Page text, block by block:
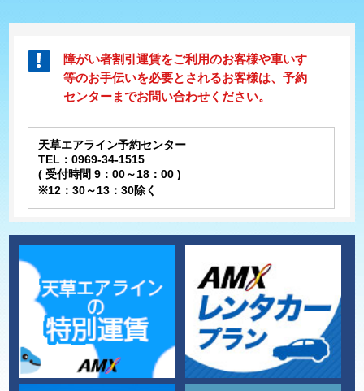
障がい者割引運賃をご利用のお客様や車いす
等のお手伝いを必要とされるお客様は、予約
センターまでお問い合わせください。
天草エアライン予約センター
TEL：0969-34-1515
( 受付時間 9：00～18：00 )
※12：30～13：30除く